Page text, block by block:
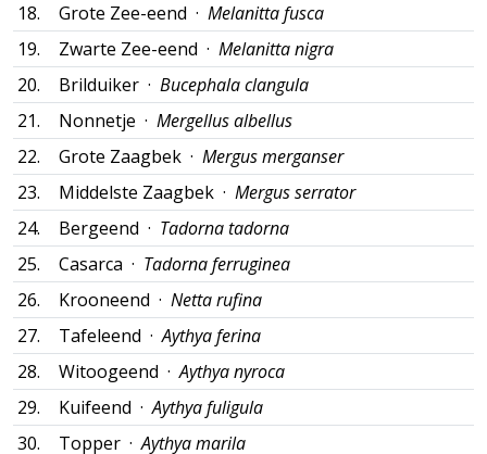
18.
Grote Zee-eend · Melanitta fusca
19.
Zwarte Zee-eend · Melanitta nigra
20.
Brilduiker · Bucephala clangula
21.
Nonnetje · Mergellus albellus
22.
Grote Zaagbek · Mergus merganser
23.
Middelste Zaagbek · Mergus serrator
24.
Bergeend · Tadorna tadorna
25.
Casarca · Tadorna ferruginea
26.
Krooneend · Netta rufina
27.
Tafeleend ·Aythya ferina
28.
Witoogeend ·Aythya nyroca
29.
Kuifeend ·Aythya fuligula
30.
Topper ·Aythya marila